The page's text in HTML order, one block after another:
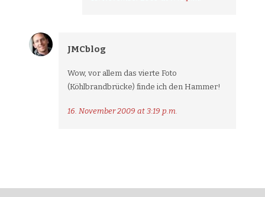
JMCblog
Wow, vor allem das vierte Foto
(Köhlbrandbrücke) finde ich den Hammer!
16. November 2009 at 3:19 p.m.